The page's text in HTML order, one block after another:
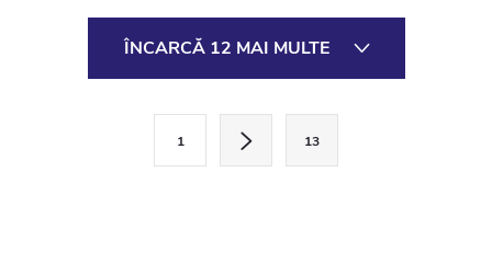
obține efectul unui fund rotund
cum sugerează și numele, acest
set...
ÎNCARCĂ 12 MAI MULTE
1 13